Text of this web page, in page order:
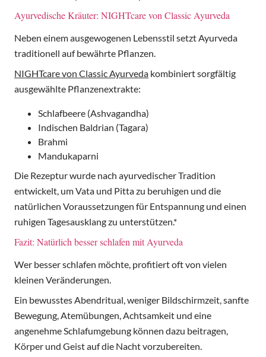
Ayurvedische Kräuter: NIGHTcare von Classic Ayurveda
Neben einem ausgewogenen Lebensstil setzt Ayurveda
traditionell auf bewährte Pflanzen.
NIGHTcare von Classic Ayurveda kombiniert sorgfältig
ausgewählte Pflanzenextrakte:
Schlafbeere (Ashvagandha)
Indischen Baldrian (Tagara)
Brahmi
Mandukaparni
Die Rezeptur wurde nach ayurvedischer Tradition
entwickelt, um Vata und Pitta zu beruhigen und die
natürlichen Voraussetzungen für Entspannung und einen
ruhigen Tagesausklang zu unterstützen.*
Fazit: Natürlich besser schlafen mit Ayurveda
Wer besser schlafen möchte, profitiert oft von vielen
kleinen Veränderungen.
Ein bewusstes Abendritual, weniger Bildschirmzeit, sanfte
Bewegung, Atemübungen, Achtsamkeit und eine
angenehme Schlafumgebung können dazu beitragen,
Körper und Geist auf die Nacht vorzubereiten.